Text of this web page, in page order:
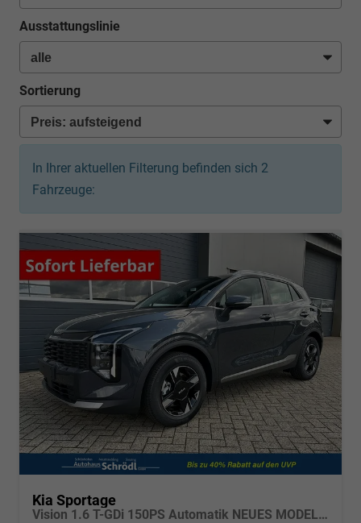
Ausstattungslinie
Sortierung
In Ihrer aktuellen Filterung befinden sich 2
Fahrzeuge:
Kia Sportage
Vision 1.6 T-GDi 150PS Automatik NEUES MODELL MY26 FACELIFT Sitzheizung Lenkradheizung Klimaautomatik Navi Bluetooth Touchscreen Apple CarPlay Android Auto PDC v+h 17"LM Rückf.Kamera ACC 2x Keyless